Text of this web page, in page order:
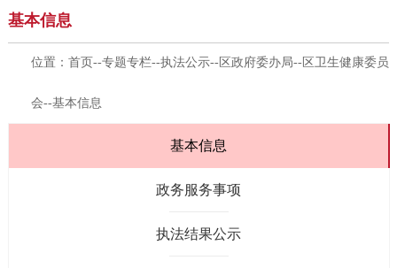
基本信息
位置： 首页 --专题专栏--执法公示--区政府委办局--区卫生健康委员
会--基本信息
基本信息
政务服务事项
执法结果公示